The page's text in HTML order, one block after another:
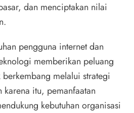
dan menciptakan nilai
pengguna internet dan
memberikan peluang
melalui strategi
itu, pemanfaatan
kebutuhan organisasi